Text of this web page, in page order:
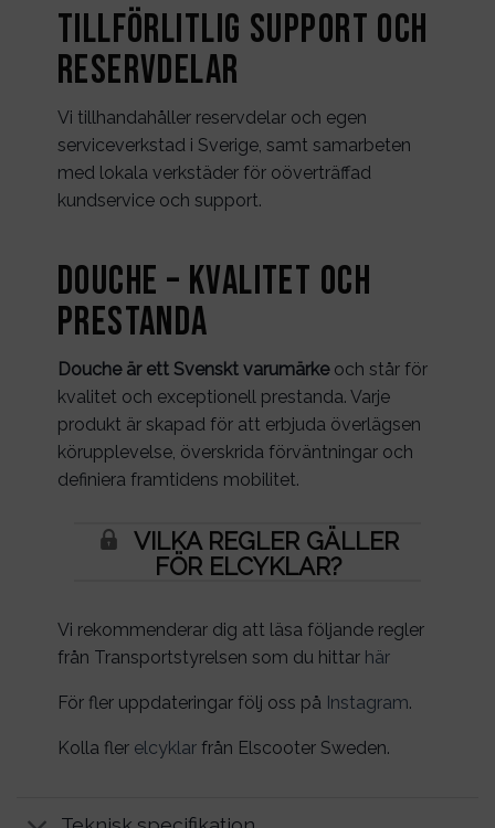
Tillförlitlig Support och
Reservdelar
Vi tillhandahåller reservdelar och egen
serviceverkstad i Sverige, samt samarbeten
med lokala verkstäder för oöverträffad
kundservice och support.
Douche – kvalitet och
prestanda
Douche är ett Svenskt varumärke och står för
kvalitet och exceptionell prestanda. Varje
produkt är skapad för att erbjuda överlägsen
körupplevelse, överskrida förväntningar och
definiera framtidens mobilitet.
VILKA REGLER GÄLLER
FÖR ELCYKLAR?
Vi rekommenderar dig att läsa följande regler
från Transportstyrelsen som du hittar här
För fler uppdateringar följ oss på Instagram.
Kolla fler elcyklarfrån Elscooter Sweden.